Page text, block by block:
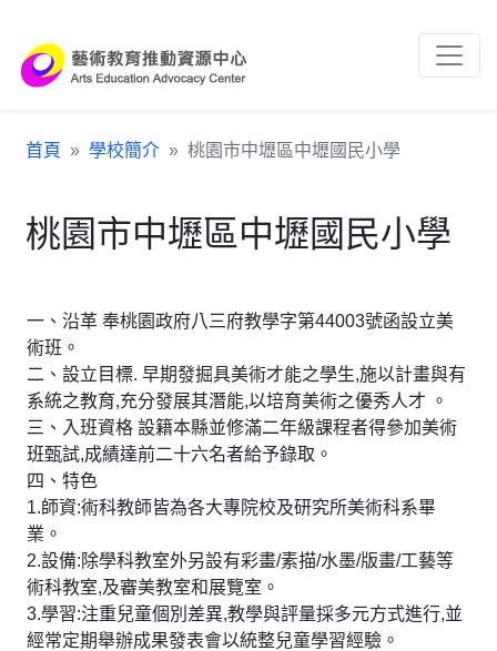
首頁 學校簡介 桃園市中壢區中壢國民小學
桃園市中壢區中壢國民小學
一、沿革 奉桃園政府八三府教學字第44003號函設立美
術班。
二、設立目標. 早期發掘具美術才能之學生,施以計畫與有
系統之教育,充分發展其潛能,以培育美術之優秀人才 。
三、入班資格 設籍本縣並修滿二年級課程者得參加美術
班甄試,成績達前二十六名者給予錄取。
四、特色
1.師資:術科教師皆為各大專院校及研究所美術科系畢
業。
2.設備:除學科教室外另設有彩畫/素描/水墨/版畫/工藝等
術科教室,及審美教室和展覽室。
3.學習:注重兒童個別差異,教學與評量採多元方式進行,並
經常定期舉辦成果發表會以統整兒童學習經驗。